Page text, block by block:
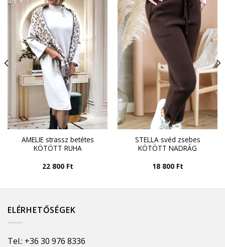
AMELIE strassz betétes
KÖTÖTT RUHA
22 800 Ft
STELLA svéd zsebes
KÖTÖTT NADRÁG
18 800 Ft
ELÉRHETŐSÉGEK
Tel.: +36 30 976 8336